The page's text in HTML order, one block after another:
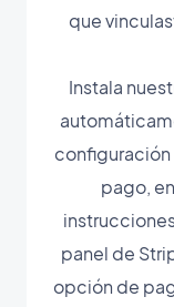
que
Instala
pago,
panel de
opción de